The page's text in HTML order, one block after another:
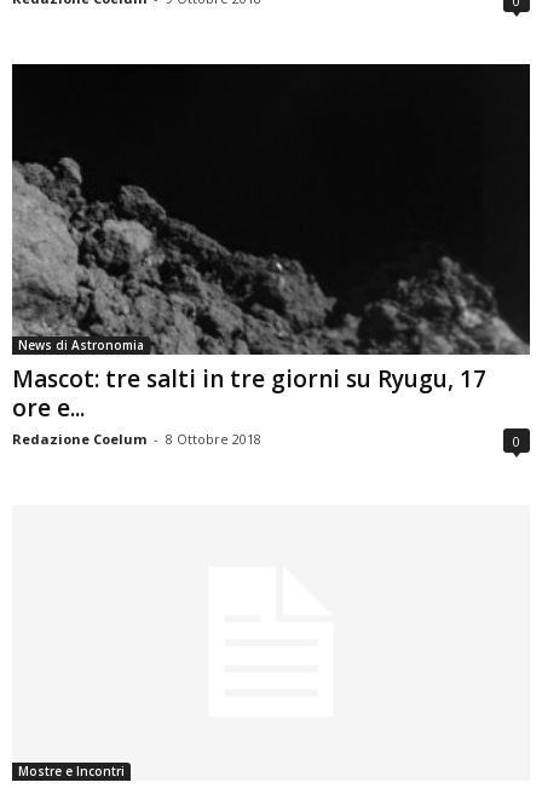
News di Astronomia
Mascot: tre salti in tre giorni su Ryugu, 17
ore e...
Redazione Coelum - 8 Ottobre 2018 0
Mostre e Incontri